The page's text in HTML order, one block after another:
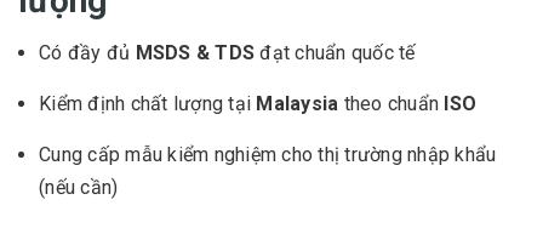
Có đầy đủ MSDS & TDS đạt chuẩn quốc tế
Kiểm định chất lượng tại Malaysia theo chuẩn ISO
Cung cấp mẫu kiểm nghiệm cho thị trường nhập khẩu
(nếu cần)